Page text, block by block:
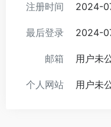
注册时间 2024-
最后登录 2024-
邮箱 用户未
个人网站 用户未